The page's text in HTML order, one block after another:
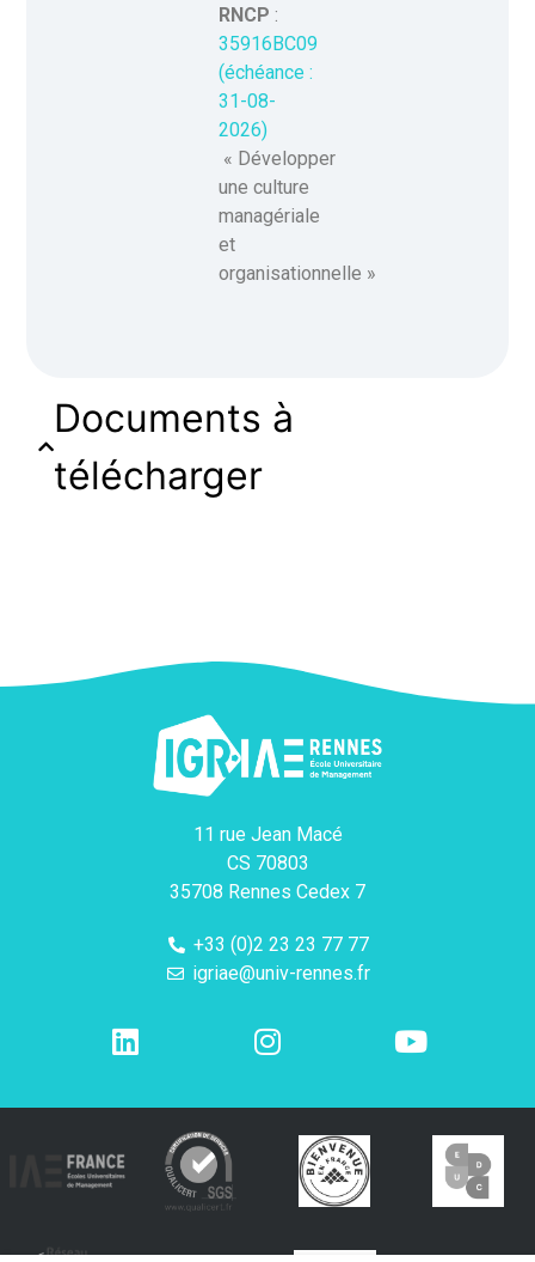
RNCP :
35916BC09
(échéance :
31-08-
2026)
« Développer
une culture
managériale
et
organisationnelle »
Documents à
télécharger
11 rue Jean Macé
CS 70803
35708 Rennes Cedex 7
+33 (0)2 23 23 77 77
igriae@univ-rennes.fr